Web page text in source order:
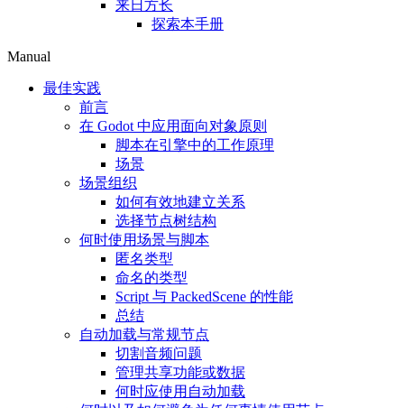
来日方长
探索本手册
Manual
最佳实践
前言
在 Godot 中应用面向对象原则
脚本在引擎中的工作原理
场景
场景组织
如何有效地建立关系
选择节点树结构
何时使用场景与脚本
匿名类型
命名的类型
Script 与 PackedScene 的性能
总结
自动加载与常规节点
切割音频问题
管理共享功能或数据
何时应使用自动加载